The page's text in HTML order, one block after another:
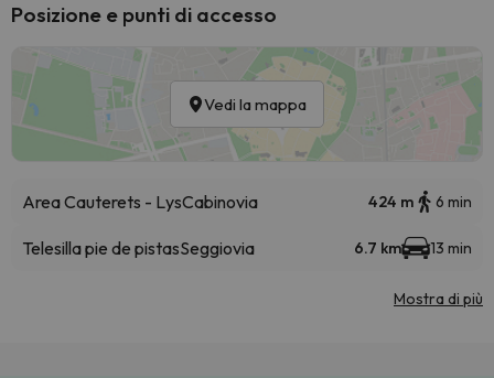
Posizione e punti di accesso
Vedi la mappa
Area Cauterets - LysCabinovia 424 m 6 min
Telesilla pie de pistasSeggiovia 6.7 km 13 min
Mostra di più